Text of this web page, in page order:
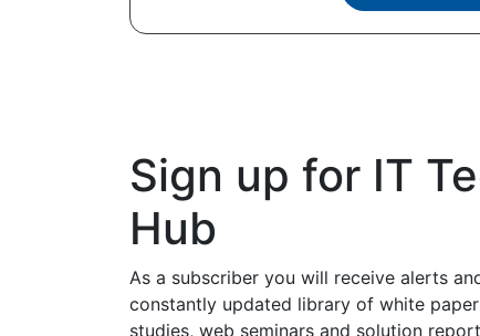
Sign up for IT
Hub
As a subscriber you will receive alerts
constantly updated library of white
studies, web seminars and solution